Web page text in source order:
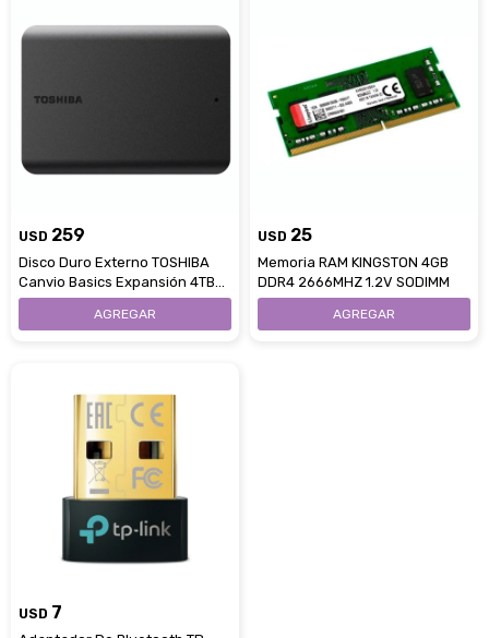
USD 259
Disco Duro Externo TOSHIBA
Canvio Basics Expansión 4TB
Usb 3.0
USD 25
Memoria RAM KINGSTON 4GB
DDR4 2666MHZ 1.2V SODIMM
USD 7